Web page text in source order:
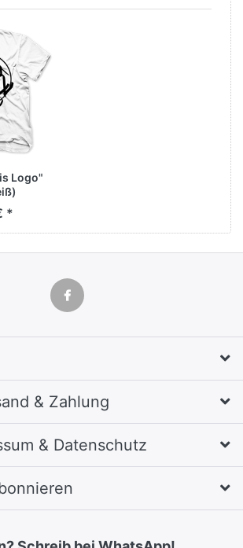
Logo"
*
& Zahlung
& Datenschutz